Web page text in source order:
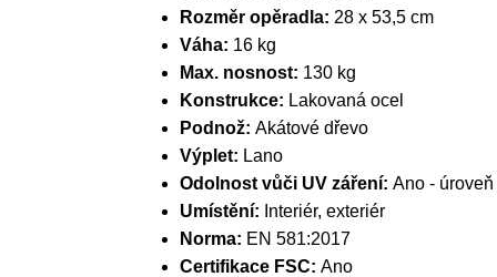
Rozměr opěradla: 28 x 53,5 cm
Váha: 16 kg
Max. nosnost: 130 kg
Konstrukce: Lakovaná ocel
Podnož: Akátové dřevo
Výplet: Lano
Odolnost vůči UV záření: Ano - úroveň
Umístění: Interiér, exteriér
Norma: EN 581:2017
Certifikace FSC: Ano